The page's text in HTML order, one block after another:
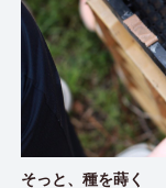
そっと、種を蒔く